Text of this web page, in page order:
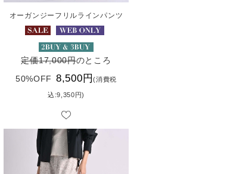
オーガンジーフリルラインパンツ
定価17,000円のところ
50%OFF 8,500円(消費税
込:9,350円)